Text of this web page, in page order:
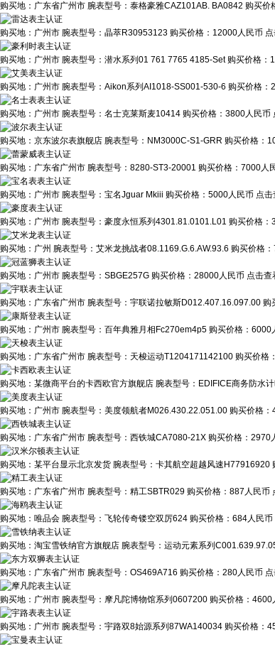
购买地： 广东省广州市 腕表型号： 泰格豪雅CAZ101AB. BA0842 购买价
购买地： 广州市 腕表型号： 晶萃R30953123 购买价格： 12000人民币
购买地： 广州市 腕表型号： 潜水系列01 761 7765 4185-Set 购买价格：
购买地： 广州市 腕表型号： Aikon系列AI1018-SS001-530-6 购买价格：
购买地： 广州市 腕表型号： 名士克莱斯麦10414 购买价格： 3800人民币
购买地： 京东波尔表旗舰店 腕表型号： NM3000C-S1-GRR 购买价格：
购买地： 广东省广州市 腕表型号： 8280-ST3-20001 购买价格： 7000人
购买地： 广州市 腕表型号： 宝名Jguar Mkiii 购买价格： 5000人民币 点
购买地： 广州市 腕表型号： 豪度永恒系列4301.81.0101.L01 购买价格：
购买地： 广州 腕表型号： 艾米龙挑战者08.1169.G.6.AW.93.6 购买价格：
购买地： 广州市 腕表型号： SBGE257G 购买价格： 28000人民币 点击查
购买地： 广东省广州市 腕表型号： 宇联诺拉敏斯D012.407.16.097.00 购
购买地： 广州市 腕表型号： 百年典雅月相Fc270em4p5 购买价格： 6000
购买地： 广东省广州市 腕表型号： 天梭运动T1204171142100 购买价格：
购买地： 某微商平台的卡西欧官方旗舰店 腕表型号： EDIFICE商务防水
购买地： 广州市 腕表型号： 美度领航者M026.430.22.051.00 购买价格：
购买地： 广东省广州市 腕表型号： 西铁城CA7080-21X 购买价格： 2970
购买地： 某平台显示北京发货 腕表型号： 卡其航空超越风速H77916920
购买地： 广东省广州市 腕表型号： 精工SBTR029 购买价格： 887人民币
购买地： 唯品会 腕表型号： 飞轮传奇镂空双厉624 购买价格： 684人民币
购买地： 淘宝雪铁纳官方旗舰店 腕表型号： 运动元素系列
购买地： 广东省广州市 腕表型号： OS469A716 购买价格： 280人民币
购买地： 广州市 腕表型号： 摩凡陀博物馆系列0607200 购买价格： 4600
购买地： 广州市 腕表型号： 宇路双8始源系列87WA140034 购买价格：